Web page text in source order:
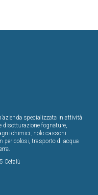
specializzata in attività
disotturazione fognature,
chimici, nolo cassoni
pericolosi, trasporto di acqua
Cefalù